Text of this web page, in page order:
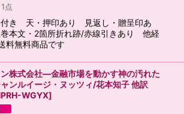
点
付き 天・押印あり 見返し・贈呈印あ
本文・2箇所折れ跡/赤線引きあり 他経
料無料商品です
株式会社―金融市場を動かす神の汚れた
ンルイージ・ヌッツィ/花本知子 他訳
WGYX]